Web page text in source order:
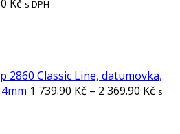
Kč s DPH
2860 Classic Line, datumovka,
1 739.90 Kč – 2 369.90 Kč s